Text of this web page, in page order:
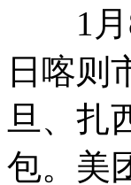
1月8
日喀则
旦、扎
包。美